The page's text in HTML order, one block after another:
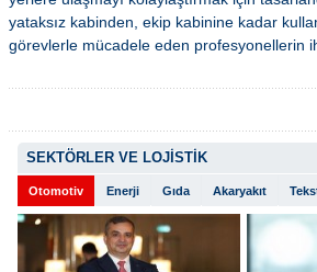
yataksız kabinden, ekip kabinine kadar
görevlerle mücadele eden profesyonellerin
SEKTÖRLER VE LOJİSTİK
Otomotiv Enerji Gıda Akaryakıt